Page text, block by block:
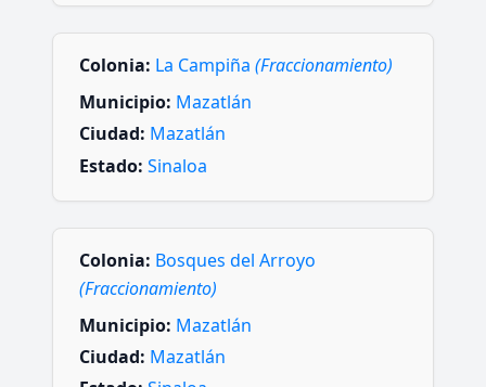
Colonia: La Campiña (Fraccionamiento)
Municipio: Mazatlán
Ciudad: Mazatlán
Estado: Sinaloa
Colonia: Bosques del Arroyo
(Fraccionamiento)
Municipio: Mazatlán
Ciudad: Mazatlán